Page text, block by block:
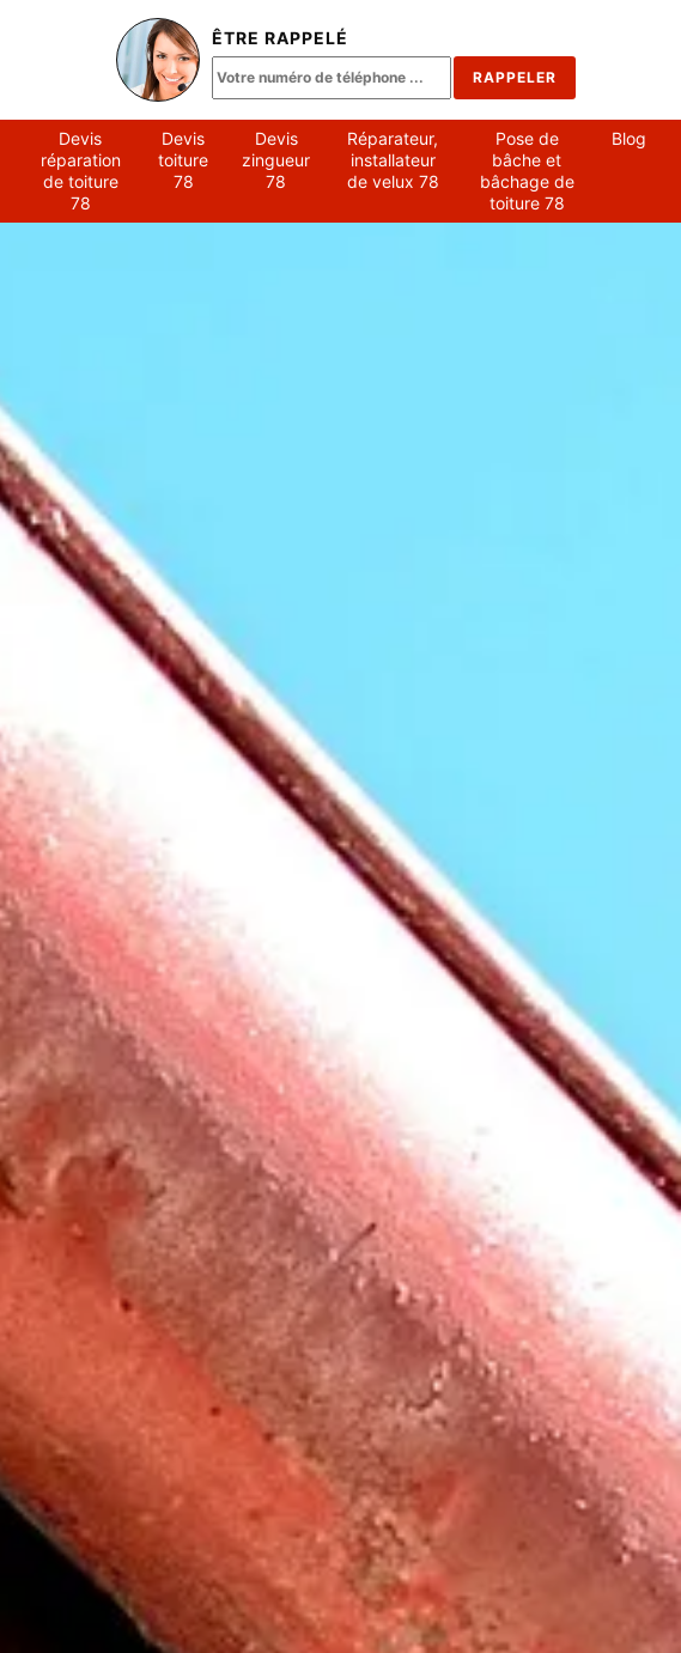
ÊTRE RAPPELÉ
Devis
réparation
de toiture
78
Devis
toiture
78
Devis
zingueur
78
Réparateur,
installateur
de velux 78
Pose de
bâche et
bâchage de
toiture 78
Blog